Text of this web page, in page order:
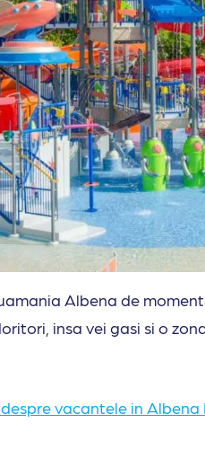
Albena de
insa vei gasi si o
vacantele in Albena